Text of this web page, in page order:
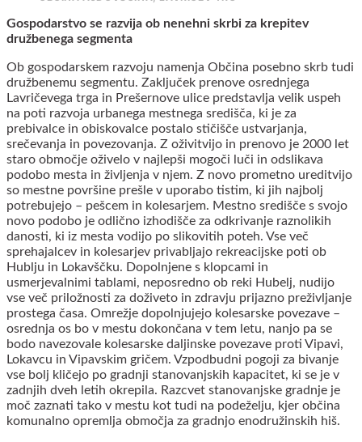
Gospodarstvo se razvija ob nenehni skrbi za krepitev
družbenega segmenta
Ob gospodarskem razvoju namenja Občina posebno skrb tudi
družbenemu segmentu. Zaključek prenove osrednjega
Lavričevega trga in Prešernove ulice predstavlja velik uspeh
na poti razvoja urbanega mestnega središča, ki je za
prebivalce in obiskovalce postalo stičišče ustvarjanja,
srečevanja in povezovanja. Z oživitvijo in prenovo je 2000 let
staro območje oživelo v najlepši mogoči luči in odslikava
podobo mesta in življenja v njem. Z novo prometno ureditvijo
so mestne površine prešle v uporabo tistim, ki jih najbolj
potrebujejo – pešcem in kolesarjem. Mestno središče s svojo
novo podobo je odlično izhodišče za odkrivanje raznolikih
danosti, ki iz mesta vodijo po slikovitih poteh. Vse več
sprehajalcev in kolesarjev privabljajo rekreacijske poti ob
Hublju in Lokavščku. Dopolnjene s klopcami in
usmerjevalnimi tablami, neposredno ob reki Hubelj, nudijo
vse več priložnosti za doživeto in zdravju prijazno preživljanje
prostega časa. Omrežje dopolnjujejo kolesarske povezave –
osrednja os bo v mestu dokončana v tem letu, nanjo pa se
bodo navezovale kolesarske daljinske povezave proti Vipavi,
Lokavcu in Vipavskim gričem. Vzpodbudni pogoji za bivanje
vse bolj kličejo po gradnji stanovanjskih kapacitet, ki se je v
zadnjih dveh letih okrepila. Razcvet stanovanjske gradnje je
moč zaznati tako v mestu kot tudi na podeželju, kjer občina
komunalno opremlja območja za gradnjo enodružinskih hiš.